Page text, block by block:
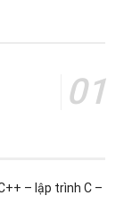
– lập trình C –